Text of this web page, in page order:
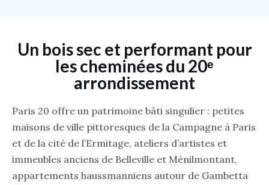
Un bois sec et performant pour
les cheminées du 20ᵉ
arrondissement
Paris 20 offre un patrimoine bâti singulier : petites
maisons de ville pittoresques de la Campagne à Paris
et de la cité de l’Ermitage, ateliers d’artistes et
immeubles anciens de Belleville et Ménilmontant,
appartements haussmanniens autour de Gambetta